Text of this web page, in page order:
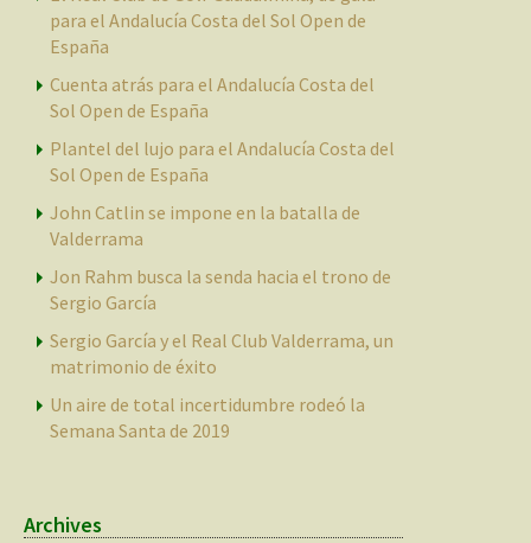
para el Andalucía Costa del Sol Open de
España
Cuenta atrás para el Andalucía Costa del
Sol Open de España
Plantel del lujo para el Andalucía Costa del
Sol Open de España
John Catlin se impone en la batalla de
Valderrama
Jon Rahm busca la senda hacia el trono de
Sergio García
Sergio García y el Real Club Valderrama, un
matrimonio de éxito
Un aire de total incertidumbre rodeó la
Semana Santa de 2019
Archives